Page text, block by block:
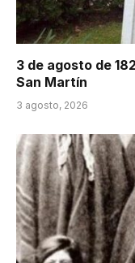
3 de agosto de
San Martín
3 agosto, 2026